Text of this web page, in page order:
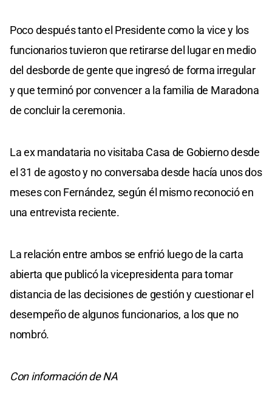
Poco después tanto el Presidente como la vice y los
funcionarios tuvieron que retirarse del lugar en medio
del desborde de gente que ingresó de forma irregular
y que terminó por convencer a la familia de Maradona
de concluir la ceremonia.
La ex mandataria no visitaba Casa de Gobierno desde
el 31 de agosto y no conversaba desde hacía unos dos
meses con Fernández, según él mismo reconoció en
una entrevista reciente.
La relación entre ambos se enfrió luego de la carta
abierta que publicó la vicepresidenta para tomar
distancia de las decisiones de gestión y cuestionar el
desempeño de algunos funcionarios, a los que no
nombró.
Con información de NA